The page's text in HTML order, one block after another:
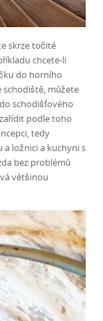
skrze točité
chcete-li
do horního
schodiště, můžete
schodišťového
podle toho
tedy
ložnici a kuchyni s
bez problémů
většinou